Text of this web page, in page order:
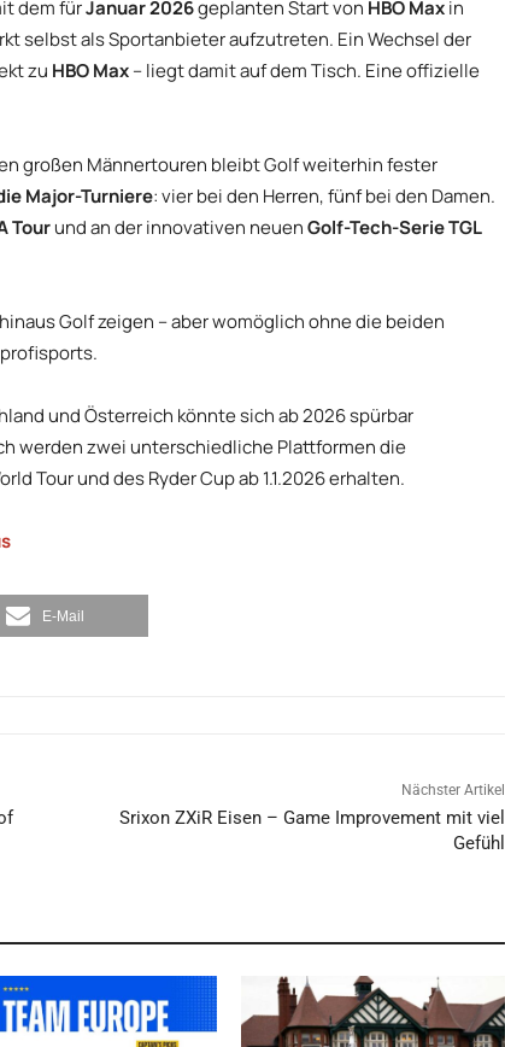
dem fürJanuar 2026geplanten Start von HBO Maxin
selbst als Sportanbieter aufzutreten. Ein Wechsel der
zu HBO Max– liegt damit auf dem Tisch. Eine offizielle
großen Männertouren bleibt Golf weiterhin fester
Major-Turniere: vier bei den Herren, fünf bei den Damen.
Tourund an der innovativen neuenGolf-Tech-Serie TGL
Golf zeigen – aber womöglich ohne die beiden
und Österreich könnte sich ab 2026 spürbar
werden zwei unterschiedliche Plattformen die
Tour und des Ryder Cup ab 1.1.2026 erhalten.
E-Mail
Nächster Artikel
Srixon ZXiR Eisen – Game Improvement mit viel
Gefühl